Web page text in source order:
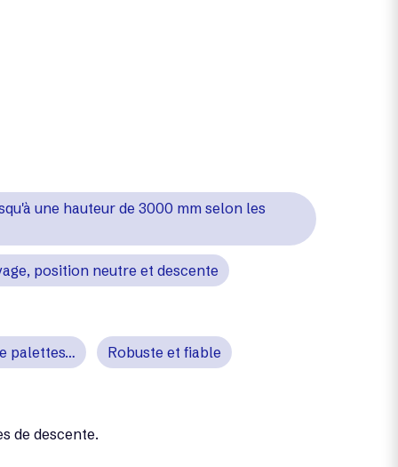
une hauteur de 3000 mm selon les
position neutre et descente
palettes… Robuste et fiable
de descente.